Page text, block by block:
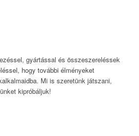
gyártással és összeszereléssek
hogy további élményeket
Mi is szeretünk játszani,
kipróbáljuk!